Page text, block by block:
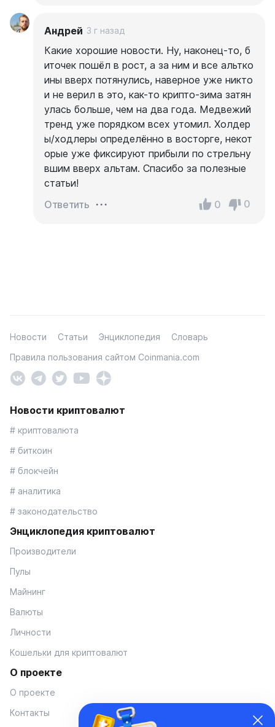
Андрей 3 г назад
Какие хорошие новости. Ну, наконец-то, б
иточек пошёл в рост, а за ним и все альтко
ины вверх потянулись, наверное уже никто
и не верил в это, как-то крипто-зима затян
улась больше, чем на два года. Медвежий
тренд уже порядком всех утомил. Холдер
ы/ходлеры определённо в восторге, некот
орые уже фиксируют прибыли по стрельну
вшим вверх альтам. Спасибо за полезные
статьи!
Ответить
0 0
Новости Статьи Энциклопедия
Словарь
Правила пользования сайтом Coinmania.com
Новости криптовалют
# криптовалюта
# биткоин
# блокчейн
# аналитика
# законодательство
Энциклопедия криптовалют
Производители
Пулы
Майнинг
Валюты
Личности
Кошельки для криптовалют
О проекте
О проекте
Контакты